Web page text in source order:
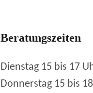
Beratungszeiten
Dienstag 15 bis 17
Donnerstag 15 bis